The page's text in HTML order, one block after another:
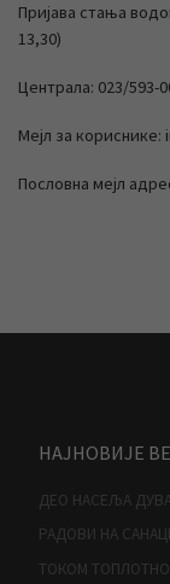
Пријава стања
13,30)
Централа: 023/593-
Мејл за кориснике:
Пословна мејл
НАЈНОВИЈЕ
ДЕО НАСЕЉА
РАДОВИ НА
ТОКОМ